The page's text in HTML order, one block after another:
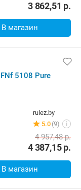
3 862,51 р.
В магазин
5108 Pure
rulez.by
5.0 (9) i
4 387,15р.
4 957,48р.
В магазин